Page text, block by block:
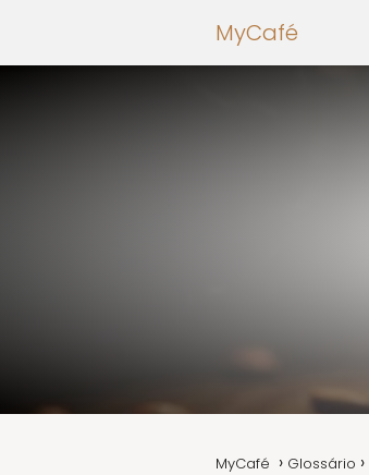
MyCafé
MyCafé Glossário